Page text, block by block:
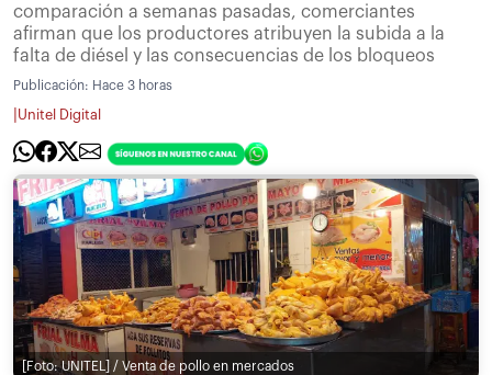
comparación a semanas pasadas, comerciantes
afirman que los productores atribuyen la subida a la
falta de diésel y las consecuencias de los bloqueos
Publicación: Hace 3 horas
Unitel Digital
[Foto: UNITEL] / Venta de pollo en mercados